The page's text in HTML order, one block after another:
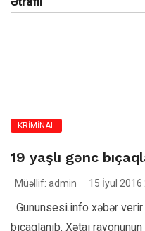
KRİMİNAL
19 yaşlı gənc
Müəllif: admin 15 İyul 2016
Gununsesi.info xəbər verir
bıçaqlanıb. Xətai